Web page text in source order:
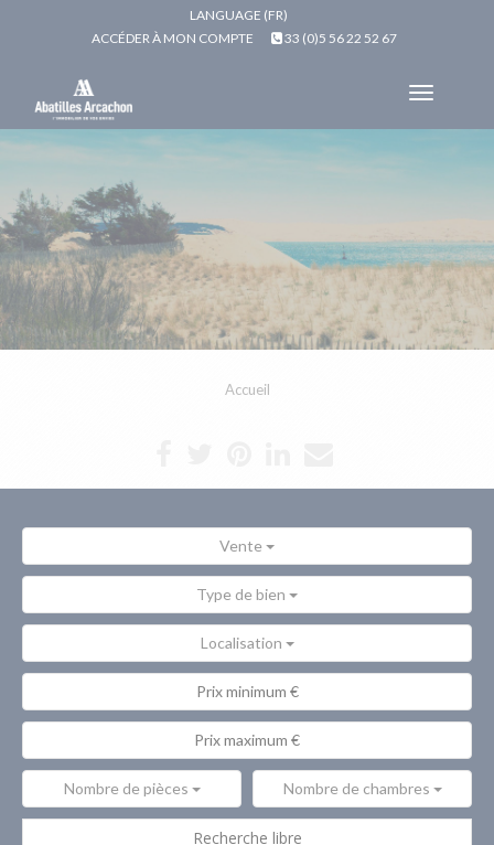
LANGUAGE (FR)
ACCÉDER À MON COMPTE
33 (0)5 56 22 52 67
Toggle
Accueil
Vente
Type de bien
Localisation
Nombre de pièces Nombre de chambres